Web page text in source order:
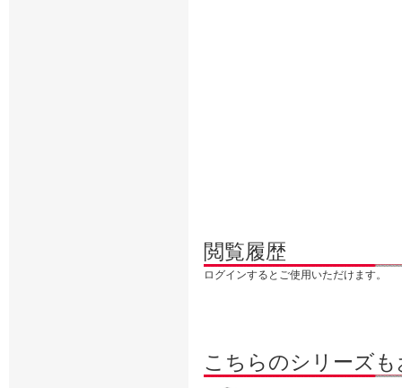
閲覧履歴
ログインするとご使用いただけます。
こちらのシリーズ